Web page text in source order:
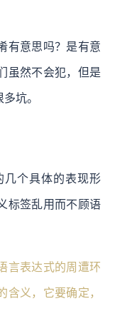
有意思吗？是有意
虽然不会犯，但是
坑。
几个具体的表现形
标签乱用而不顾语
言表达式的周遭环
含义，它要确定，